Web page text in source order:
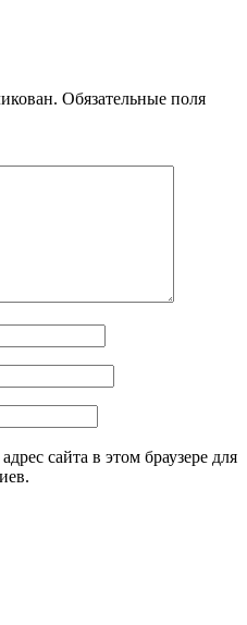
Обязательные поля
сайта в этом браузере для